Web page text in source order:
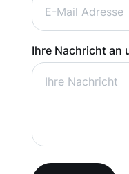
Ihre Nachricht an